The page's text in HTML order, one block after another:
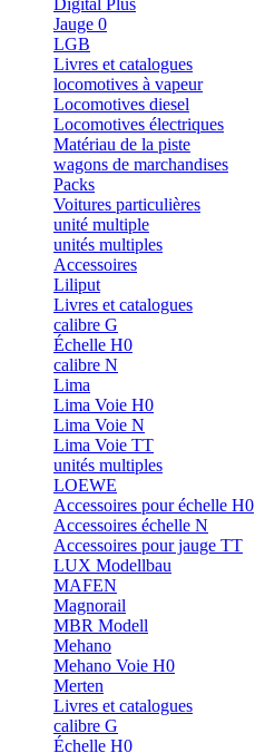
Digital Plus
Jauge 0
LGB
Livres et catalogues
locomotives à vapeur
Locomotives diesel
Locomotives électriques
Matériau de la piste
wagons de marchandises
Packs
Voitures particulières
unité multiple
unités multiples
Accessoires
Liliput
Livres et catalogues
calibre G
Échelle H0
calibre N
Lima
Lima Voie H0
Lima Voie N
Lima Voie TT
unités multiples
LOEWE
Accessoires pour échelle H0
Accessoires échelle N
Accessoires pour jauge TT
LUX Modellbau
MAFEN
Magnorail
MBR Modell
Mehano
Mehano Voie H0
Merten
Livres et catalogues
calibre G
Échelle H0